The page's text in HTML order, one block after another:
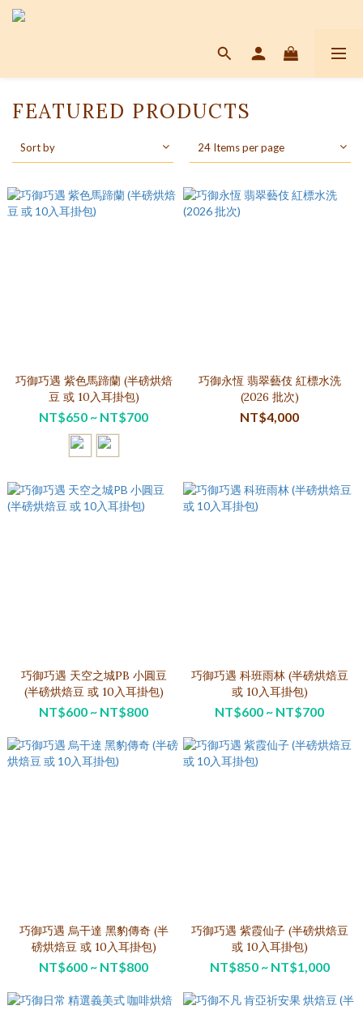
FEATURED PRODUCTS
Sort by 24 Items per page
巧御巧遇 紫色馬蹄蘭 (半磅烘焙
豆 或 10入耳掛包)
NT$650 ~ NT$700
巧御永恆 翡翠藝伎 紅標水洗
(2026 批次)
NT$4,000
巧御巧遇 天空之城PB 小圓豆
(半磅烘焙豆 或 10入耳掛包)
NT$600 ~ NT$800
巧御巧遇 科班雨林 (半磅烘焙豆
或 10入耳掛包)
NT$600 ~ NT$700
巧御巧遇 烏干達 黑豹傳奇 (半
磅烘焙豆 或 10入耳掛包)
NT$600 ~ NT$800
巧御巧遇 紫霞仙子 (半磅烘焙豆
或 10入耳掛包)
NT$850 ~ NT$1,000